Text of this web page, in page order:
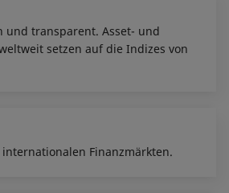
und transparent. Asset- und
setzen auf die Indizes von
Finanzmärkten.